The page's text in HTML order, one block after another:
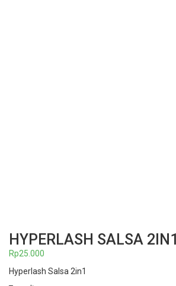
HYPERLASH SALSA 2IN1
Rp25.000
Hyperlash Salsa 2in1